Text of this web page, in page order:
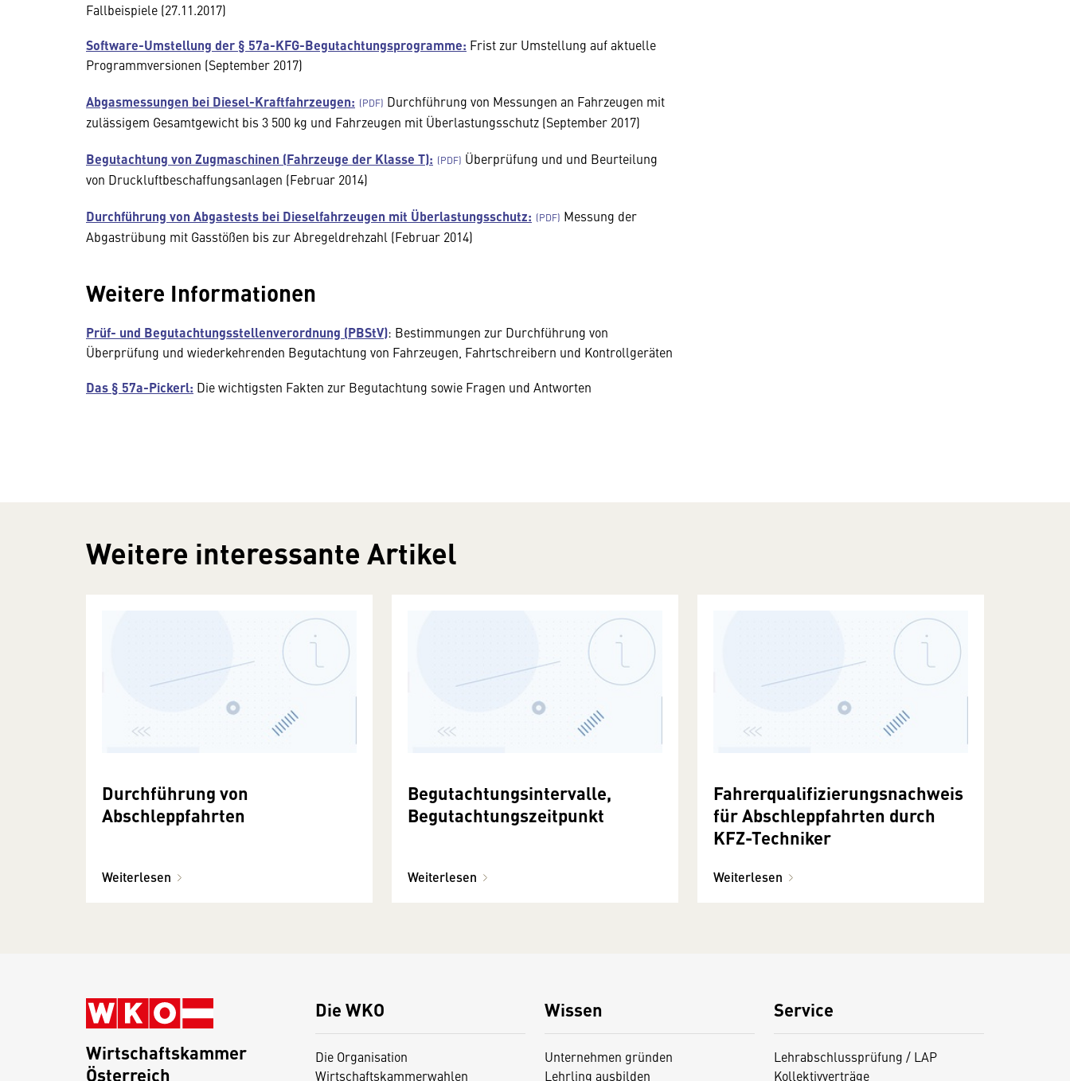
Fallbeispiele (27.11.2017)
Software-Umstellung der § 57a-KFG-Begutachtungsprogramme: Frist zur Umstellung auf aktuelle
Programmversionen (September 2017)
Abgasmessungen bei Diesel-Kraftfahrzeugen:
Durchführung von Messungen an Fahrzeugen mit
zulässigem Gesamtgewicht bis 3 500 kg und Fahrzeugen mit Überlastungsschutz (September 2017)
Begutachtung von Zugmaschinen (Fahrzeuge der Klasse T):
Überprüfung und und Beurteilung
von Druckluftbeschaffungsanlagen (Februar 2014)
Durchführung von Abgastests bei Dieselfahrzeugen mit Überlastungsschutz:
Messung der
Abgastrübung mit Gasstößen bis zur Abregeldrehzahl (Februar 2014)
Weitere Informationen
Prüf- und Begutachtungsstellenverordnung (PBStV): Bestimmungen zur Durchführung von
Überprüfung und wiederkehrenden Begutachtung von Fahrzeugen, Fahrtschreibern und Kontrollgeräten
Das § 57a-Pickerl: Die wichtigsten Fakten zur Begutachtung sowie Fragen und Antworten
Weitere interessante Artikel
Durchführung von
Abschleppfahrten
Weiterlesen
Begutachtungsintervalle,
Begutachtungszeitpunkt
Weiterlesen
Fahrerqualifizierungsnachweis
für Abschleppfahrten durch
KFZ-Techniker
Weiterlesen
Die WKO
Die Organisation
Wirtschaftskammerwahlen
Wissen
Unternehmen gründen
Lehrling ausbilden
Service
Lehrabschlussprüfung / LAP
Kollektivverträge
Wirtschaftskammer
Österreich